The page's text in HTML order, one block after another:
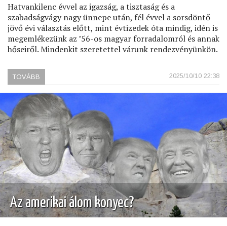
Hatvankilenc évvel az igazság, a tisztaság és a
szabadságvágy nagy ünnepe után, fél évvel a sorsdöntő
jövő évi választás előtt, mint évtizedek óta mindig, idén is
megemlékezünk az ’56-os magyar forradalomról és annak
hőseiről. Mindenkit szeretettel várunk rendezvényünkön.
2025/10/10 22:38
TOVÁBB
HUSZONHARMADIKÁN)
Az amerikai álom konyec?